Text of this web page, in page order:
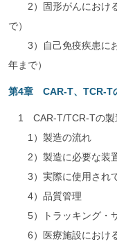
2）固形がんにおける
で）
3）自己免疫疾患にお
年まで）
第4章 CAR-T、TCR-T
1 CAR-T/TCR-Tの製
1）製造の流れ
2）製造に必要な装置
3）実際に使用されて
4）品質管理
5）トラッキング・サ
6）医療施設におけ